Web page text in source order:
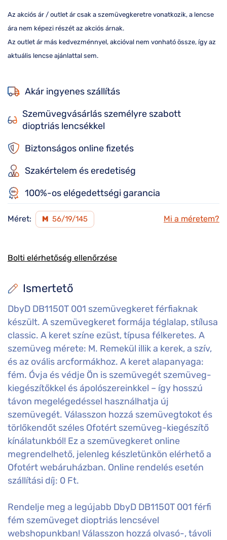
Ismertető
DbyD DB1150T 001 szemüvegkeret férfiaknak
készült. A szemüvegkeret formája téglalap, stílusa
classic. A keret színe ezüst, típusa félkeretes. A
szemüveg mérete: M. Remekül illik a kerek, a szív,
és az ovális arcformákhoz. A keret alapanyaga:
fém. Óvja és védje Ön is szemüvegét szemüveg-
kiegészítőkkel és ápolószereinkkel – így hosszú
távon megelégedéssel használhatja új
szemüvegét. Válasszon hozzá szemüvegtokot és
törlőkendőt széles Ofotért szemüveg-kiegészítő
kínálatunkból! Ez a szemüvegkeret online
megrendelhető, jelenleg készletünkön elérhető a
Ofotért webáruházban. Online rendelés esetén
szállítási díj: 0 Ft.
Rendelje meg a legújabb DbyD DB1150T 001 férfi
fém szemüveget dioptriás lencsével
webshopunkban! Válasszon hozzá olvasó-, távoli
Az akciós ár / outlet ár csak a szemüvegkeretre vonatkozik, a lencse
ára nem képezi részét az akciós árnak.
Az outlet ár más kedvezménnyel, akcióval nem vonható össze, így az
aktuális lencse ajánlattal sem.
Akár ingyenes szállítás
Szemüvegvásárlás személyre szabott
dioptriás lencsékkel
Biztonságos online fizetés
Szakértelem és eredetiség
100%-os elégedettségi garancia
Méret: M 56/19/145 Mi a méretem?
Bolti elérhetőség ellenőrzése